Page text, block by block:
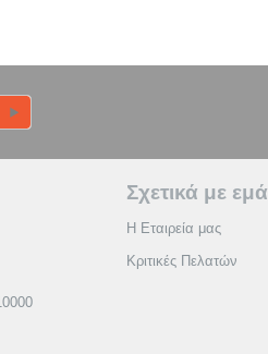
Σχετικά με
Η Εταιρεία μας
Κριτικές Πελατών